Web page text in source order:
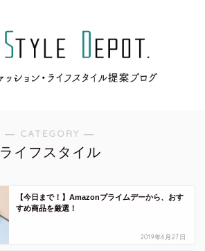
― CATEGORY ―
ライフスタイル
【今日まで！】Amazonプライムデーから、おす
すめ商品を厳選！
2019年6月27日